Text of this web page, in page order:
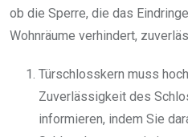
ob die Sperre, die das
Wohnräume verhindert,
Türschlosskern muss
Zuverlässigkeit des
informieren, indem Sie